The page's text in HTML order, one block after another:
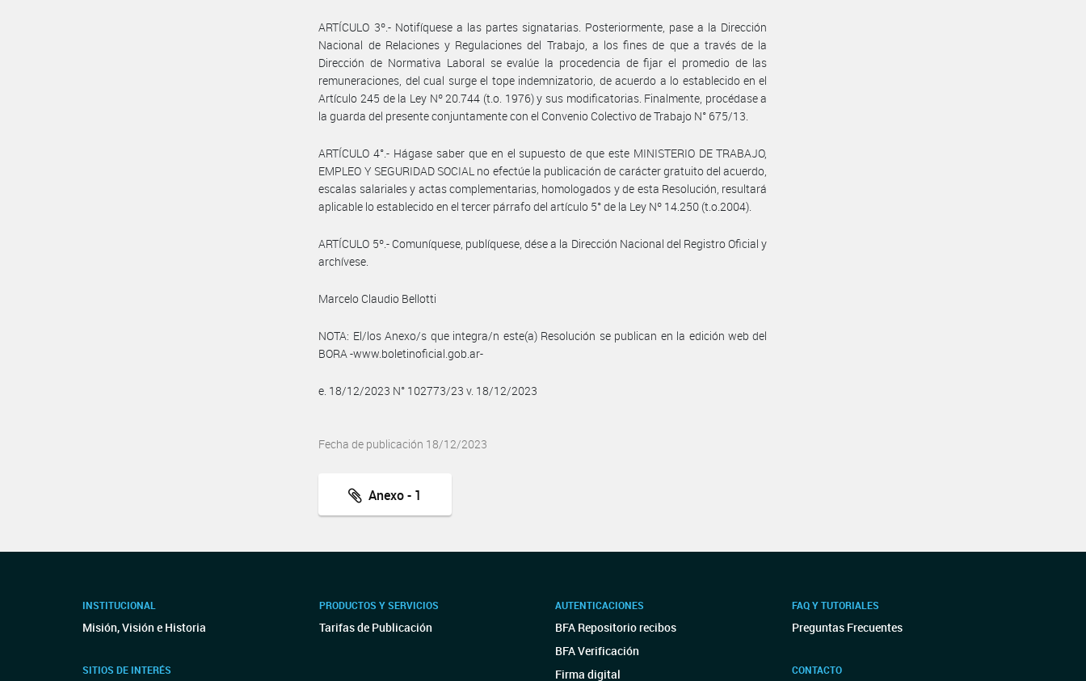
ARTÍCULO 3º.- Notifíquese a las partes signatarias. Posteriormente, pase a la Dirección
Nacional de Relaciones y Regulaciones del Trabajo, a los fines de que a través de la
Dirección de Normativa Laboral se evalúe la procedencia de fijar el promedio de las
remuneraciones, del cual surge el tope indemnizatorio, de acuerdo a lo establecido en el
Artículo 245 de la Ley Nº 20.744 (t.o. 1976) y sus modificatorias. Finalmente, procédase a
la guarda del presente conjuntamente con el Convenio Colectivo de Trabajo N° 675/13.
ARTÍCULO 4°.- Hágase saber que en el supuesto de que este MINISTERIO DE TRABAJO,
EMPLEO Y SEGURIDAD SOCIAL no efectúe la publicación de carácter gratuito del acuerdo,
escalas salariales y actas complementarias, homologados y de esta Resolución, resultará
aplicable lo establecido en el tercer párrafo del artículo 5° de la Ley Nº 14.250 (t.o.2004).
ARTÍCULO 5º.- Comuníquese, publíquese, dése a la Dirección Nacional del Registro Oficial y
archívese.
Marcelo Claudio Bellotti
NOTA: El/los Anexo/s que integra/n este(a) Resolución se publican en la edición web del
BORA -www.boletinoficial.gob.ar-
e. 18/12/2023 N° 102773/23 v. 18/12/2023
Fecha de publicación 18/12/2023
Anexo - 1
INSTITUCIONAL
Misión, Visión e Historia
SITIOS DE INTERÉS
PRODUCTOS Y SERVICIOS
Tarifas de Publicación
AUTENTICACIONES
BFA Repositorio recibos
BFA Verificación
Firma digital
FAQ Y TUTORIALES
Preguntas Frecuentes
CONTACTO